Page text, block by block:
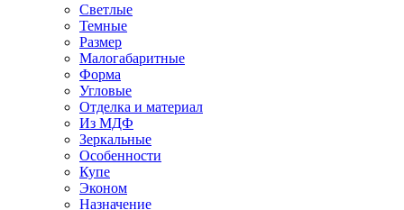
Светлые
Темные
Размер
Малогабаритные
Форма
Угловые
Отделка и материал
Из МДФ
Зеркальные
Особенности
Купе
Эконом
Назначение